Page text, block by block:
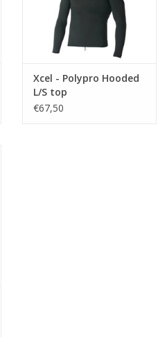
Xcel - Polypro Hooded
L/S top
€67,50